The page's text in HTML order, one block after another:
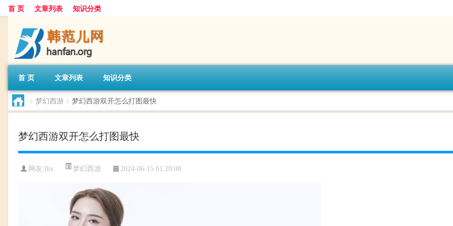
首 页 文章列表 知识分类
首 页 文章列表 知识分类
> 梦幻西游 > 梦幻西游双开怎么打图最快
梦幻西游双开怎么打图最快
网友: lhx 梦幻西游 2024-06-15 01:20:08